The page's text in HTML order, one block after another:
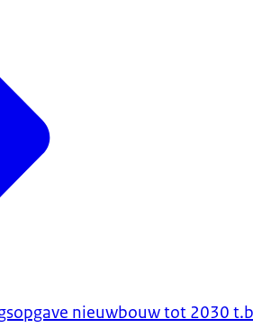
nieuwbouw tot 2030